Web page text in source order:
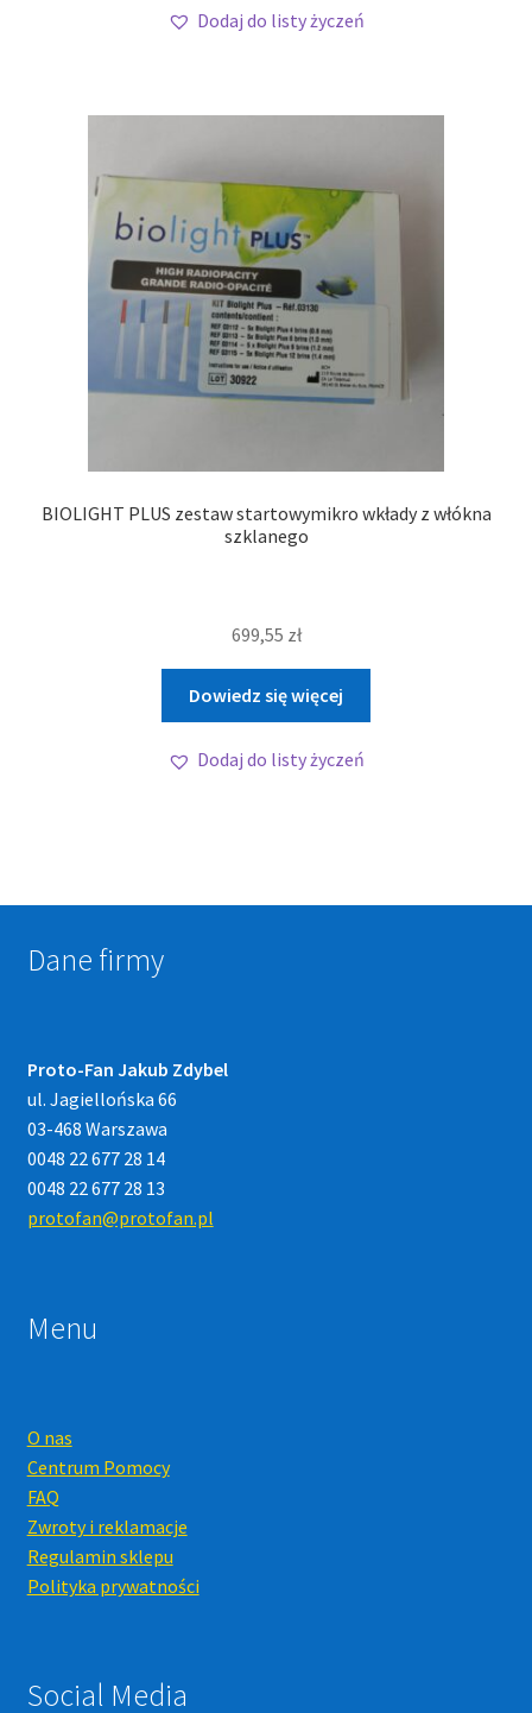
Dodaj do listy życzeń
BIOLIGHT PLUS zestaw startowymikro wkłady z włókna
szklanego
699,55 zł
Dowiedz się więcej
Dodaj do listy życzeń
Dane firmy
Proto-Fan Jakub Zdybel
ul. Jagiellońska 66
03-468 Warszawa
0048 22 677 28 14
0048 22 677 28 13
protofan@protofan.pl
Menu
O nas
Centrum Pomocy
FAQ
Zwroty i reklamacje
Regulamin sklepu
Polityka prywatności
Social Media